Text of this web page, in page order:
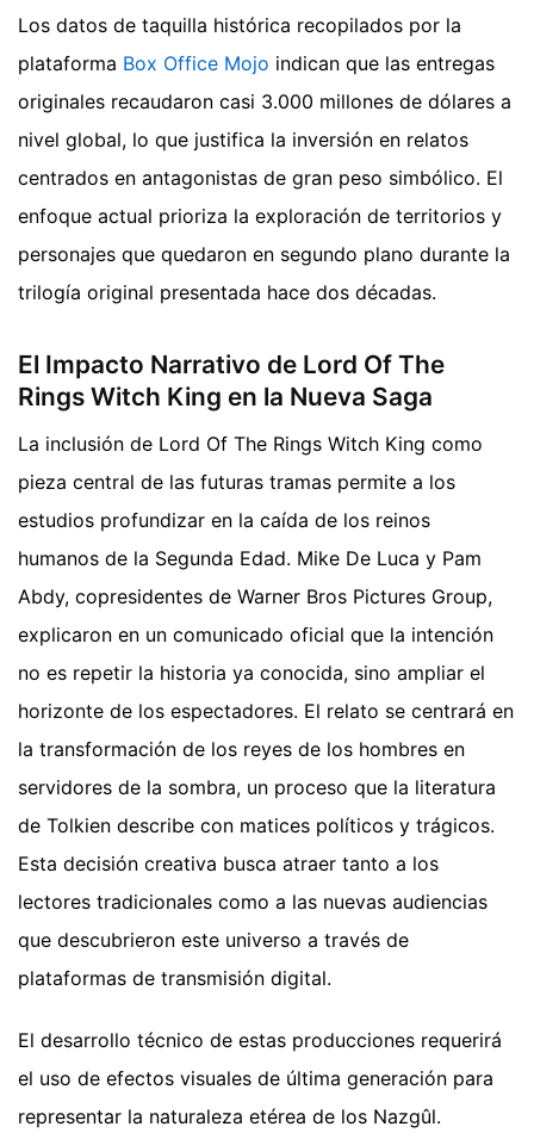
Los datos de taquilla histórica recopilados por la
plataforma Box Office Mojo indican que las entregas
originales recaudaron casi 3.000 millones de dólares a
nivel global, lo que justifica la inversión en relatos
centrados en antagonistas de gran peso simbólico. El
enfoque actual prioriza la exploración de territorios y
personajes que quedaron en segundo plano durante la
trilogía original presentada hace dos décadas.
El Impacto Narrativo de Lord Of The
Rings Witch King en la Nueva Saga
La inclusión de Lord Of The Rings Witch King como
pieza central de las futuras tramas permite a los
estudios profundizar en la caída de los reinos
humanos de la Segunda Edad. Mike De Luca y Pam
Abdy, copresidentes de Warner Bros Pictures Group,
explicaron en un comunicado oficial que la intención
no es repetir la historia ya conocida, sino ampliar el
horizonte de los espectadores. El relato se centrará en
la transformación de los reyes de los hombres en
servidores de la sombra, un proceso que la literatura
de Tolkien describe con matices políticos y trágicos.
Esta decisión creativa busca atraer tanto a los
lectores tradicionales como a las nuevas audiencias
que descubrieron este universo a través de
plataformas de transmisión digital.
El desarrollo técnico de estas producciones requerirá
el uso de efectos visuales de última generación para
representar la naturaleza etérea de los Nazgûl.